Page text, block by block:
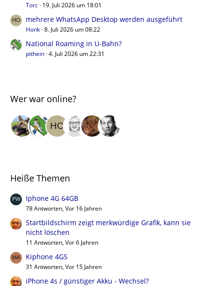
Torc 19. Juli 2026 um 18:01
mehrere WhatsApp Desktop werden ausgeführt
Honk 8. Juli 2026 um 08:22
National Roaming in U-Bahn?
pithein 4. Juli 2026 um 22:31
Wer war online?
Heiße Themen
Iphone 4G 64GB
78 Antworten, Vor 16 Jahren
Startbildschirm zeigt merkwürdige Grafik, kann sie
nicht löschen
11 Antworten, Vor 6 Jahren
Kiphone 4GS
31 Antworten, Vor 15 Jahren
iPhone 4s / günstiger Akku - Wechsel?